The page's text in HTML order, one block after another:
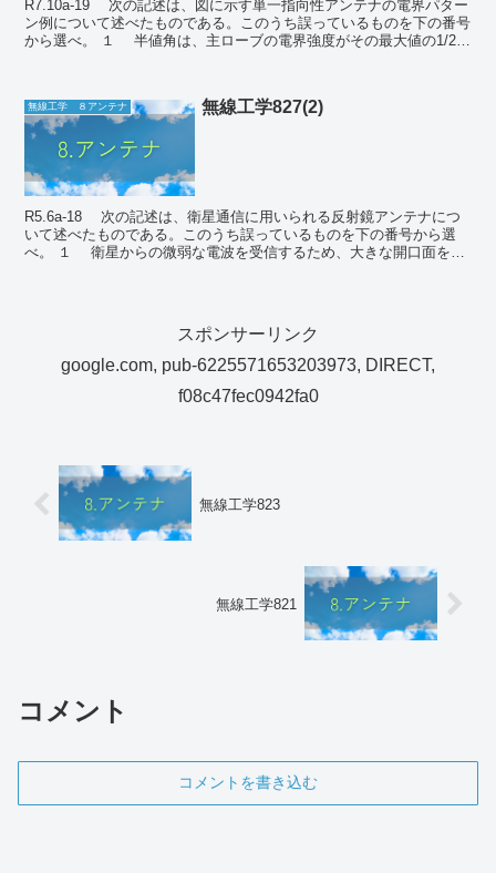
R7.10a-19 次の記述は、図に示す単一指向性アンテナの電界パター
ン例について述べたものである。このうち誤っているものを下の番号
から選べ。 １ 半値角は、主ローブの電界強度がその最大値の1/2に
無線工学 ８アンテナ 無線工学827(2)
R5.6a-18 次の記述は、衛星通信に用いられる反射鏡アンテナにつ
いて述べたものである。このうち誤っているものを下の番号から選
べ。 １ 衛星からの微弱な電波を受信するため、大きな開口面を持
スポンサーリンク
google.com, pub-6225571653203973, DIRECT,
f08c47fec0942fa0
無線工学823
無線工学821
コメント
コメントを書き込む